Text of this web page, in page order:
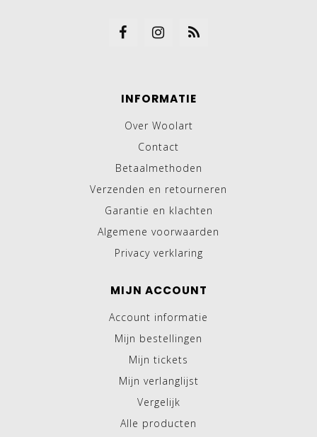
INFORMATIE
Over Woolart
Contact
Betaalmethoden
Verzenden en retourneren
Garantie en klachten
Algemene voorwaarden
Privacy verklaring
MIJN ACCOUNT
Account informatie
Mijn bestellingen
Mijn tickets
Mijn verlanglijst
Vergelijk
Alle producten